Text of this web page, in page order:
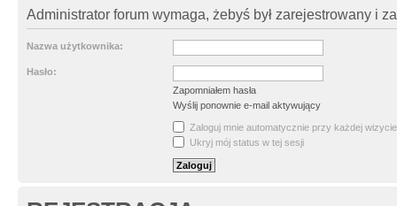
Administrator forum wymaga, żebyś był zarejestrowany i
Nazwa użytkownika:
Hasło:
Zapomniałem hasła
Wyślij ponownie e-mail aktywujący
Zaloguj mnie automatycznie przy każdej wizycie
Ukryj mój status w tej sesji